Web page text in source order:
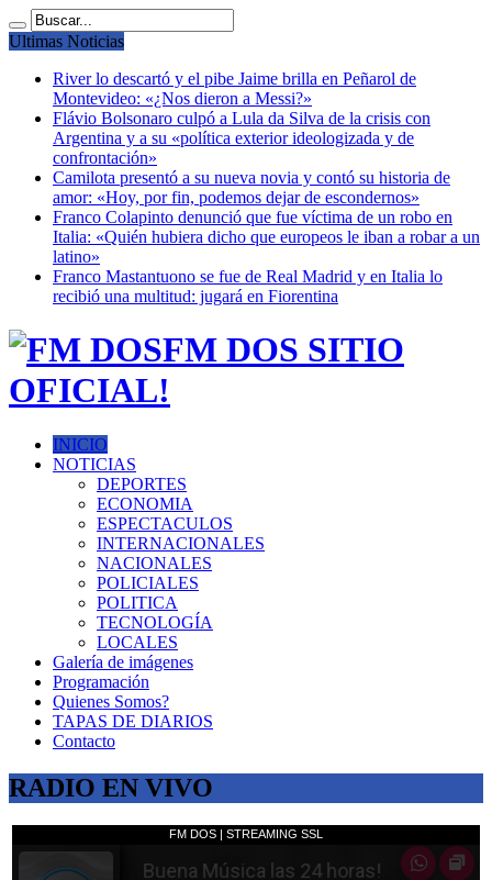
Ultimas Noticias
River lo descartó y el pibe Jaime brilla en Peñarol de
Montevideo: «¿Nos dieron a Messi?»
Flávio Bolsonaro culpó a Lula da Silva de la crisis con
Argentina y a su «política exterior ideologizada y de
confrontación»
Camilota presentó a su nueva novia y contó su historia de
amor: «Hoy, por fin, podemos dejar de escondernos»
Franco Colapinto denunció que fue víctima de un robo en
Italia: «Quién hubiera dicho que europeos le iban a robar a un
latino»
Franco Mastantuono se fue de Real Madrid y en Italia lo
recibió una multitud: jugará en Fiorentina
FM DOS SITIO
OFICIAL!
INICIO
NOTICIAS
DEPORTES
ECONOMIA
ESPECTACULOS
INTERNACIONALES
NACIONALES
POLICIALES
POLITICA
TECNOLOGÍA
LOCALES
Galería de imágenes
Programación
Quienes Somos?
TAPAS DE DIARIOS
Contacto
RADIO EN VIVO